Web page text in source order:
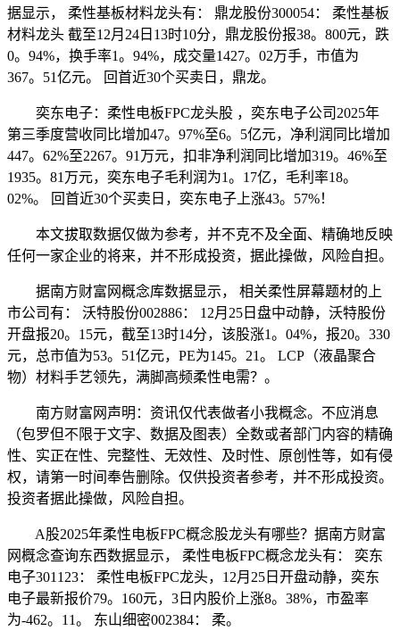
据显示， 柔性基板材料龙头有： 鼎龙股份300054： 柔性基板
材料龙头 截至12月24日13时10分，鼎龙股份报38。800元，跌
0。94%，换手率1。94%，成交量1427。02万手，市值为
367。51亿元。 回首近30个买卖日，鼎龙。
奕东电子：柔性电板FPC龙头股 ，奕东电子公司2025年
第三季度营收同比增加47。97%至6。5亿元，净利润同比增加
447。62%至2267。91万元，扣非净利润同比增加319。46%至
1935。81万元，奕东电子毛利润为1。17亿，毛利率18。
02%。 回首近30个买卖日，奕东电子上涨43。57%！
本文拔取数据仅做为参考，并不克不及全面、精确地反映
任何一家企业的将来，并不形成投资，据此操做，风险自担。
据南方财富网概念库数据显示， 相关柔性屏幕题材的上
市公司有： 沃特股份002886： 12月25日盘中动静，沃特股份
开盘报20。15元，截至13时14分，该股涨1。04%，报20。330
元，总市值为53。51亿元，PE为145。21。 LCP（液晶聚合
物）材料手艺领先，满脚高频柔性电需？。
南方财富网声明：资讯仅代表做者小我概念。不应消息
（包罗但不限于文字、数据及图表）全数或者部门内容的精确
性、实正在性、完整性、无效性、及时性、原创性等，如有侵
权，请第一时间奉告删除。仅供投资者参考，并不形成投资。
投资者据此操做，风险自担。
A股2025年柔性电板FPC概念股龙头有哪些？据南方财富
网概念查询东西数据显示， 柔性电板FPC概念龙头有： 奕东
电子301123： 柔性电板FPC龙头，12月25日开盘动静，奕东
电子最新报价79。160元，3日内股价上涨8。38%，市盈率
为-462。11。 东山细密002384： 柔。